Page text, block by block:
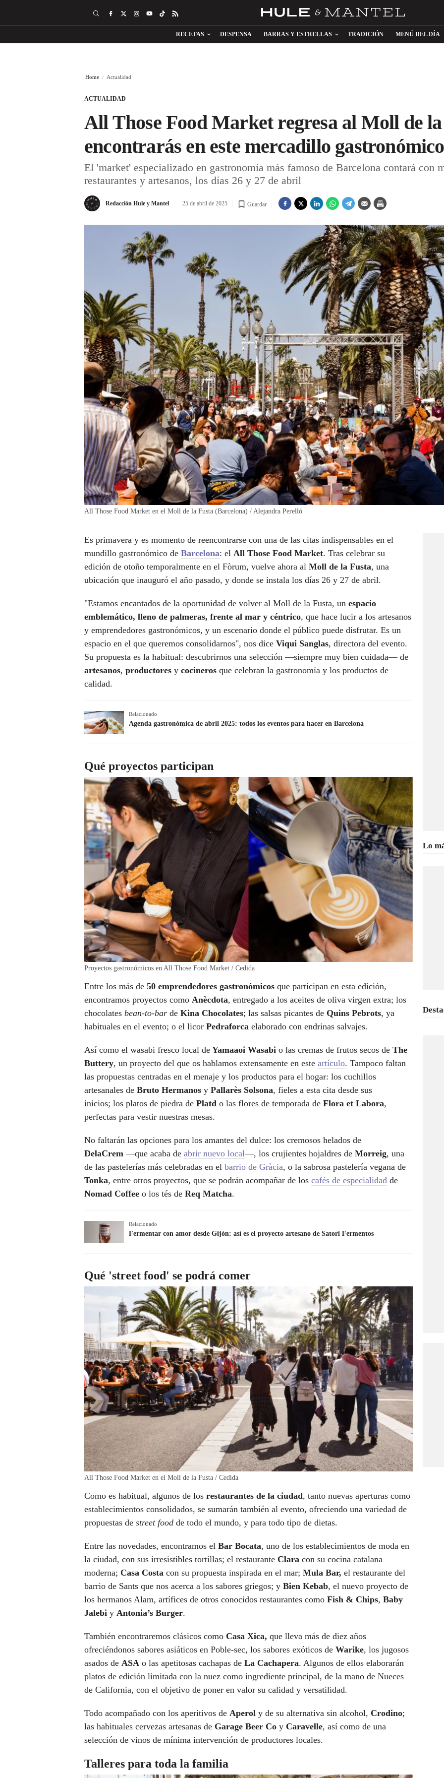
RECETAS DESPENSA BARRAS Y ESTRELLAS TRADICIÓN MENÚ DEL DÍA
Home Actualidad
ACTUALIDAD
All Those Food Market regresa al Moll de
encontrarás en este mercadillo gastronómico
El 'market' especializado en gastronomía más famoso de Barcelona contará con
restaurantes y artesanos, los días 26 y 27 de abril
Redacción Hule y Mantel 25 de abril de 2025 Guardar
All Those Food Market en el Moll de la Fusta (Barcelona) / Alejandra Perelló
Es primavera y es momento de reencontrarse con una de las citas indispensables en el
mundillo gastronómico de Barcelona: el All Those Food Market. Tras celebrar su
edición de otoño temporalmente en el Fòrum, vuelve ahora al Moll de la Fusta, una
ubicación que inauguró el año pasado, y donde se instala los días 26 y 27 de abril.
"Estamos encantados de la oportunidad de volver al Moll de la Fusta, un espacio
emblemático, lleno de palmeras, frente al mar y céntrico, que hace lucir a los artesanos
y emprendedores gastronómicos, y un escenario donde el público puede disfrutar. Es un
espacio en el que queremos consolidarnos", nos dice Viqui Sanglas, directora del evento.
Su propuesta es la habitual: descubrirnos una selección —siempre muy bien cuidada— de
artesanos, productores y cocineros que celebran la gastronomía y los productos de
calidad.
Relacionado
Agenda gastronómica de abril 2025: todos los eventos para hacer en Barcelona
Qué proyectos participan
Proyectos gastronómicos en All Those Food Market / Cedida
Entre los más de 50 emprendedores gastronómicos que participan en esta edición,
encontramos proyectos como Anècdota, entregado a los aceites de oliva virgen extra; los
chocolates bean-to-bar de Kina Chocolates; las salsas picantes de Quins Pebrots, ya
habituales en el evento; o el licor Pedraforca elaborado con endrinas salvajes.
Así como el wasabi fresco local de Yamaaoi Wasabi o las cremas de frutos secos de The
Buttery, un proyecto del que os hablamos extensamente en este artículo. Tampoco faltan
las propuestas centradas en el menaje y los productos para el hogar: los cuchillos
artesanales de Bruto Hermanos y Pallarès Solsona, fieles a esta cita desde sus
inicios; los platos de piedra de Platd o las flores de temporada de Flora et Labora,
perfectas para vestir nuestras mesas.
No faltarán las opciones para los amantes del dulce: los cremosos helados de
DelaCrem —que acaba de abrir nuevo local—, los crujientes hojaldres de Morreig, una
de las pastelerías más celebradas en el barrio de Gràcia, o la sabrosa pastelería vegana de
Tonka, entre otros proyectos, que se podrán acompañar de los cafés de especialidad de
Nomad Coffee o los tés de Req Matcha.
Relacionado
Fermentar con amor desde Gijón: así es el proyecto artesano de Satori Fermentos
Qué 'street food' se podrá comer
All Those Food Market en el Moll de la Fusta / Cedida
Como es habitual, algunos de los restaurantes de la ciudad, tanto nuevas aperturas como
establecimientos consolidados, se sumarán también al evento, ofreciendo una variedad de
propuestas de street food de todo el mundo, y para todo tipo de dietas.
Entre las novedades, encontramos el Bar Bocata, uno de los establecimientos de moda en
la ciudad, con sus irresistibles tortillas; el restaurante Clara con su cocina catalana
moderna; Casa Costa con su propuesta inspirada en el mar; Mula Bar, el restaurante del
barrio de Sants que nos acerca a los sabores griegos; y Bien Kebab, el nuevo proyecto de
los hermanos Alam, artífices de otros conocidos restaurantes como Fish & Chips, Baby
Jalebi y Antonia’s Burger.
También encontraremos clásicos como Casa Xica, que lleva más de diez años
ofreciéndonos sabores asiáticos en Poble-sec, los sabores exóticos de Warike, los jugosos
asados de ASA o las apetitosas cachapas de La Cachapera. Algunos de ellos elaborarán
platos de edición limitada con la nuez como ingrediente principal, de la mano de Nueces
de California, con el objetivo de poner en valor su calidad y versatilidad.
Todo acompañado con los aperitivos de Aperol y de su alternativa sin alcohol, Crodino;
las habituales cervezas artesanas de Garage Beer Co y Caravelle, así como de una
selección de vinos de mínima intervención de productores locales.
Talleres para toda la familia
Lo